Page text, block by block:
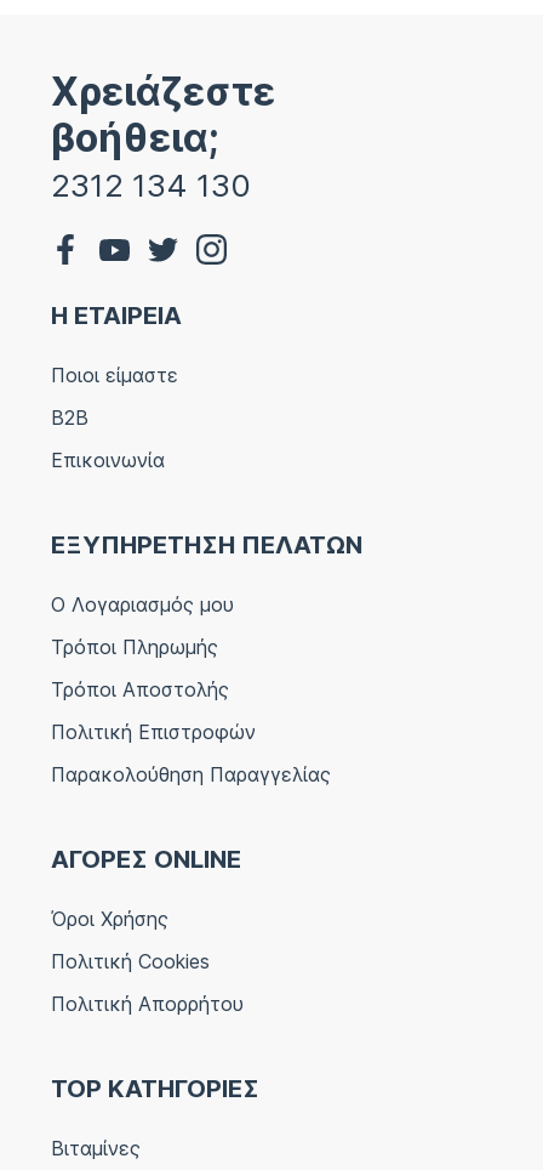
Χρειάζεστε
βοήθεια;
2312 134 130
Η ΕΤΑΙΡΕΙΑ
Ποιοι είμαστε
B2B
Επικοινωνία
ΕΞΥΠΗΡΕΤΗΣΗ ΠΕΛΑΤΩΝ
Ο Λογαριασμός μου
Τρόποι Πληρωμής
Τρόποι Αποστολής
Πολιτική Επιστροφών
Παρακολούθηση Παραγγελίας
ΑΓΟΡΕΣ ONLINE
Όροι Χρήσης
Πολιτική Cookies
Πολιτική Απορρήτου
TOP ΚΑΤΗΓΟΡΙΕΣ
Βιταμίνες